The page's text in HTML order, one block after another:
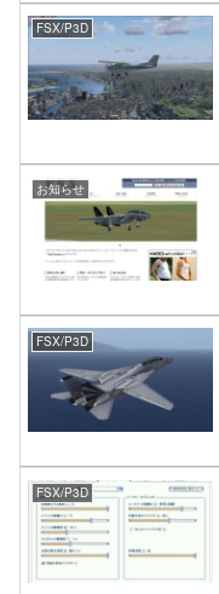
FSX/P3D
お知らせ
FSX/P3D
FSX/P3D